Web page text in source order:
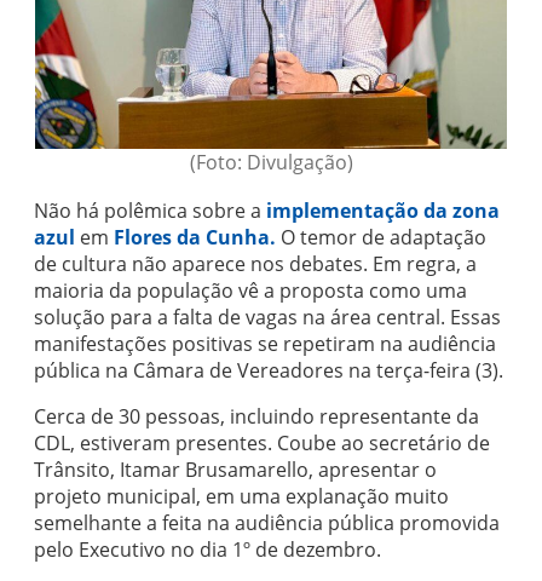
(Foto: Divulgação)
Não há polêmica sobre a implementação da zona
azul em Flores da Cunha. O temor de adaptação
de cultura não aparece nos debates. Em regra, a
maioria da população vê a proposta como uma
solução para a falta de vagas na área central. Essas
manifestações positivas se repetiram na audiência
pública na Câmara de Vereadores na terça-feira (3).
Cerca de 30 pessoas, incluindo representante da
CDL, estiveram presentes. Coube ao secretário de
Trânsito, Itamar Brusamarello, apresentar o
projeto municipal, em uma explanação muito
semelhante a feita na audiência pública promovida
pelo Executivo no dia 1º de dezembro.